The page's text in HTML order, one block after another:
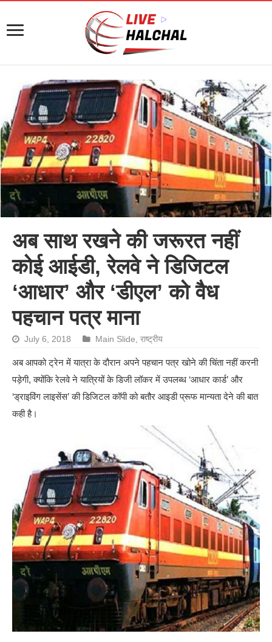
अब साथ रखने की जरूरत नहीं
कोई आईडी, रेलवे ने डिजिटल
‘आधार’ और ‘डीएल’ को वैध
पहचान पत्र माना
July 6, 2018 Main Slide,राष्ट्रीय
अब आपको ट्रेन में यात्रा के दौरान अपने पहचान पत्र खोने की चिंता नहीं करनी
पड़ेगी, क्योंकि रेलवे ने यात्रियों के डिजी लॉकर में उपलब्ध ‘आधार कार्ड’ और
‘ड्राइविंग लाइसेंस’ की डिजिटल कॉपी को बतौर आइडी प्रूफ मान्यता देने की बात
कही है।